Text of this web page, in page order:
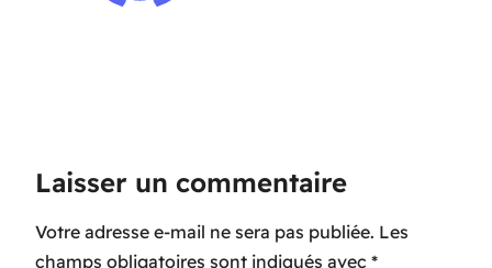
Laisser un commentaire
Votre adresse e-mail ne sera pas publiée. Les
champs obligatoires sont indiqués avec *